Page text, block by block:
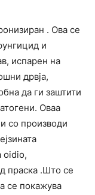
. Ова се
и
испарен на
дрвја,
да ги заштити
Оваа
со производи
oidio,
праска .Што се
се покажува